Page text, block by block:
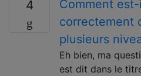
4
Comment
correctement
plusieurs
Eh bien, ma
est dit dans le